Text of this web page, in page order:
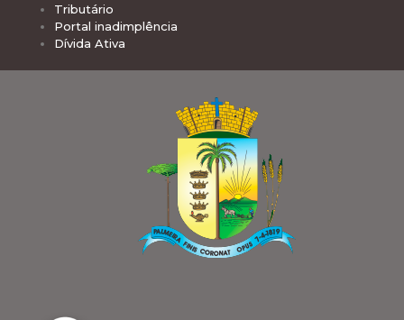
Tributário
Portal inadimplência
Dívida Ativa